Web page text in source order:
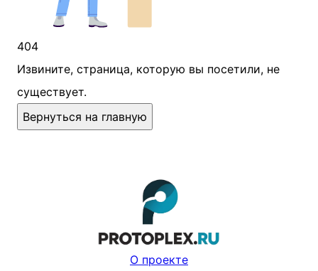
404
Извините, страница, которую вы посетили, не
существует.
Вернуться на главную
О проекте